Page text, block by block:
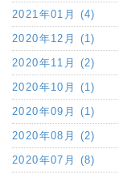
2021年01月 (4)
2020年12月 (1)
2020年11月 (2)
2020年10月 (1)
2020年09月 (1)
2020年08月 (2)
2020年07月 (8)